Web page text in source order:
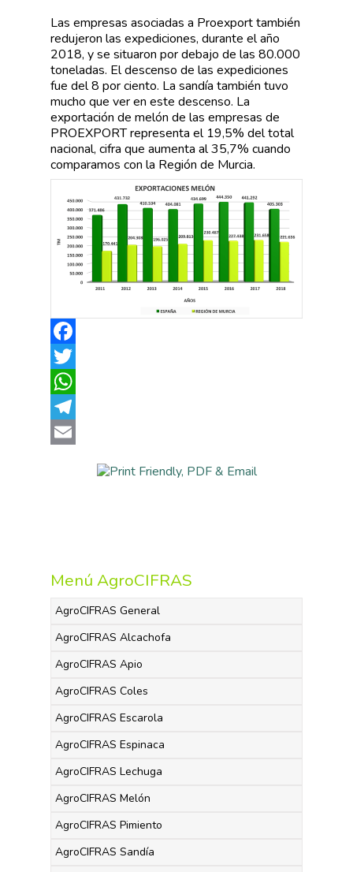
Las empresas asociadas a Proexport también
redujeron las expediciones, durante el año
2018, y se situaron por debajo de las 80.000
toneladas. El descenso de las expediciones
fue del 8 por ciento. La sandía también tuvo
mucho que ver en este descenso. La
exportación de melón de las empresas de
PROEXPORT representa el 19,5% del total
nacional, cifra que aumenta al 35,7% cuando
comparamos con la Región de Murcia.
Menú AgroCIFRAS
AgroCIFRAS General
AgroCIFRAS Alcachofa
AgroCIFRAS Apio
AgroCIFRAS Coles
AgroCIFRAS Escarola
AgroCIFRAS Espinaca
AgroCIFRAS Lechuga
AgroCIFRAS Melón
AgroCIFRAS Pimiento
AgroCIFRAS Sandía